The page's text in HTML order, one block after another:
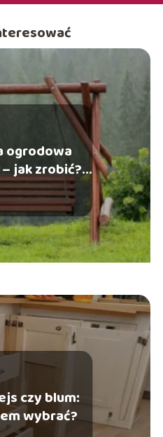
ogrodowa
jak zrobić?
krok po kroku
czy blum:
wybrać?